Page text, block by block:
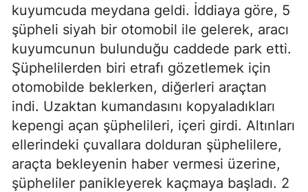
kuyumcuda meydana geldi. İddiaya göre, 5
şüpheli siyah bir otomobil ile gelerek, aracı
kuyumcunun bulunduğu caddede park etti.
Şüphelilerden biri etrafı gözetlemek için
otomobilde beklerken, diğerleri araçtan
indi. Uzaktan kumandasını kopyaladıkları
kepengi açan şüphelileri, içeri girdi. Altınları
ellerindeki çuvallara dolduran şüphelilere,
araçta bekleyenin haber vermesi üzerine,
şüpheliler panikleyerek kaçmaya başladı. 2